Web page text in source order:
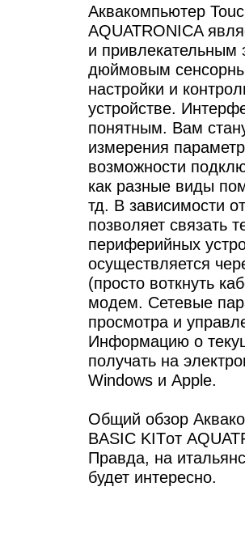
Аквакомпьютер
AQUATRONICA
и привлекательным
дюймовым
настройки и
устройстве.
понятным. Вам
измерения
возможности
как разные виды
тд. В зависимости
позволяет связать
периферийных
осуществляется
(просто воткнуть
модем. Сетевые
просмотра и
Информацию о
получать на
Windows и Apple.
Общий обзор
BASIC KITот
Правда, на
будет интересно.